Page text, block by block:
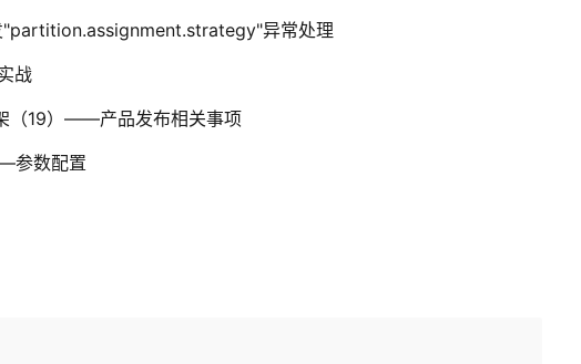
异常处理
战
（19）——产品发布相关事项
参数配置